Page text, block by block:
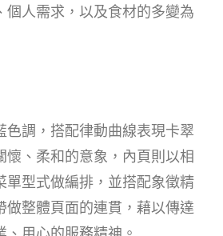
個人需求，以及食材的多變為
色調，搭配律動曲線表現卡翠
懷、柔和的意象，內頁則以相
單型式做編排，並搭配象徵精
做整體頁面的連貫，藉以傳達